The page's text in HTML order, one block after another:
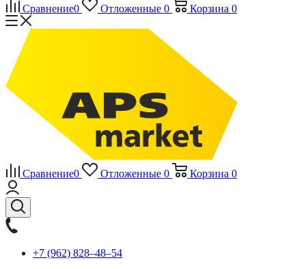
Сравнение0 Отложенные 0 Корзина 0
Сравнение0 Отложенные 0 Корзина 0
+7 (962) 828‒48‒54